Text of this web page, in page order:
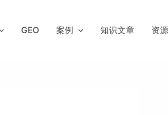
GEO 案例 知识文章 资源